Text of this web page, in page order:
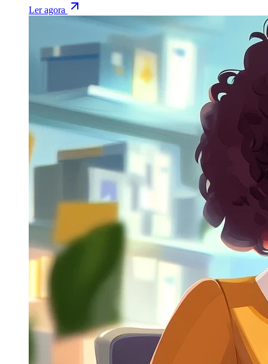
Ler agora